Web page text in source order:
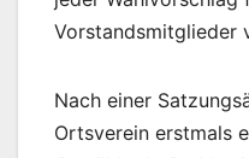
Vorstandsmitglieder
Nach einer
Ortsverein erstmals